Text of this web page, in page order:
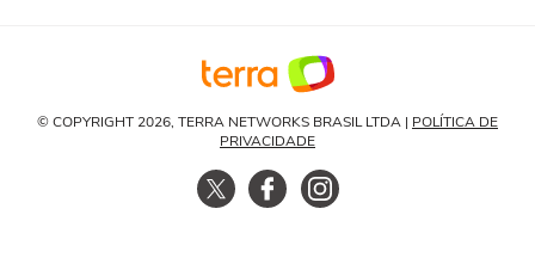
© COPYRIGHT 2026, TERRA NETWORKS BRASIL LTDA | POLÍTICA DE
PRIVACIDADE